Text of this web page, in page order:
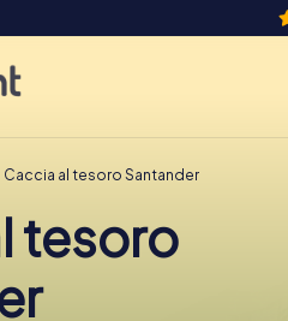
Caccia al tesoro Santander
tesoro